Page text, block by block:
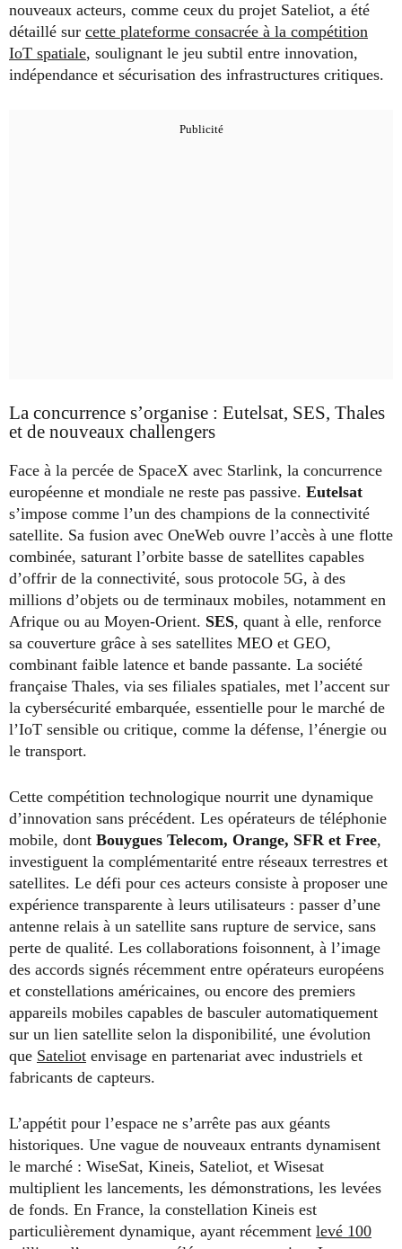
nouveaux acteurs, comme ceux du projet Sateliot, a été
détaillé sur cette plateforme consacrée à la compétition
IoT spatiale, soulignant le jeu subtil entre innovation,
indépendance et sécurisation des infrastructures critiques.
La concurrence s’organise : Eutelsat, SES, Thales
et de nouveaux challengers
Face à la percée de SpaceX avec Starlink, la concurrence
européenne et mondiale ne reste pas passive. Eutelsat
s’impose comme l’un des champions de la connectivité
satellite. Sa fusion avec OneWeb ouvre l’accès à une flotte
combinée, saturant l’orbite basse de satellites capables
d’offrir de la connectivité, sous protocole 5G, à des
millions d’objets ou de terminaux mobiles, notamment en
Afrique ou au Moyen-Orient. SES, quant à elle, renforce
sa couverture grâce à ses satellites MEO et GEO,
combinant faible latence et bande passante. La société
française Thales, via ses filiales spatiales, met l’accent sur
la cybersécurité embarquée, essentielle pour le marché de
l’IoT sensible ou critique, comme la défense, l’énergie ou
le transport.
Cette compétition technologique nourrit une dynamique
d’innovation sans précédent. Les opérateurs de téléphonie
mobile, dont Bouygues Telecom, Orange, SFR et Free,
investiguent la complémentarité entre réseaux terrestres et
satellites. Le défi pour ces acteurs consiste à proposer une
expérience transparente à leurs utilisateurs : passer d’une
antenne relais à un satellite sans rupture de service, sans
perte de qualité. Les collaborations foisonnent, à l’image
des accords signés récemment entre opérateurs européens
et constellations américaines, ou encore des premiers
appareils mobiles capables de basculer automatiquement
sur un lien satellite selon la disponibilité, une évolution
que Sateliot envisage en partenariat avec industriels et
fabricants de capteurs.
L’appétit pour l’espace ne s’arrête pas aux géants
historiques. Une vague de nouveaux entrants dynamisent
le marché : WiseSat, Kineis, Sateliot, et Wisesat
multiplient les lancements, les démonstrations, les levées
de fonds. En France, la constellation Kineis est
particulièrement dynamique, ayant récemment levé 100